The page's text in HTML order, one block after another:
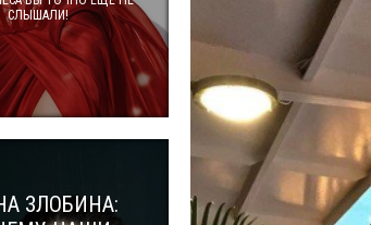
СЛЫШАЛИ!
ЗЛОБИНА: